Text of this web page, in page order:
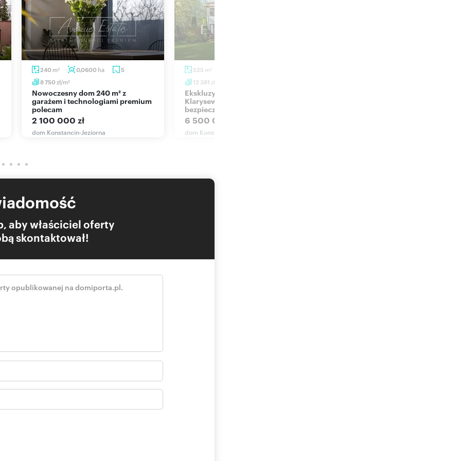
wyłącznie firmie Eurovilla Sp. z o.o.
zgody Spółek Eurovilla jest zabronione i będzie
prawie autorskim i prawach pokrewnych.
240 m2 0,0600 ha
5
8 750zł/m2
Nowoczesny dom 240 m² z
garażem i technologiami premium
polecam
2 100 000 zł
dom Konstancin-Jeziorna
525 m 2
12 381 zł/m
Ekskluzywny dom 525 m2 w
Klarysewie - luksus i
bezpieczeństwo.
6 500 000 zł
dom Konstancin-Jeziorna, Klarysew
aby właściciel oferty
skontaktował!